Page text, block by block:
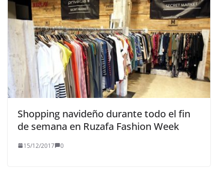
Shopping navideño durante todo el fin
de semana en Ruzafa Fashion Week
15/12/2017 0